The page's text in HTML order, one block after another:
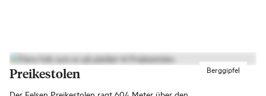
Berggipfel
Preikestolen